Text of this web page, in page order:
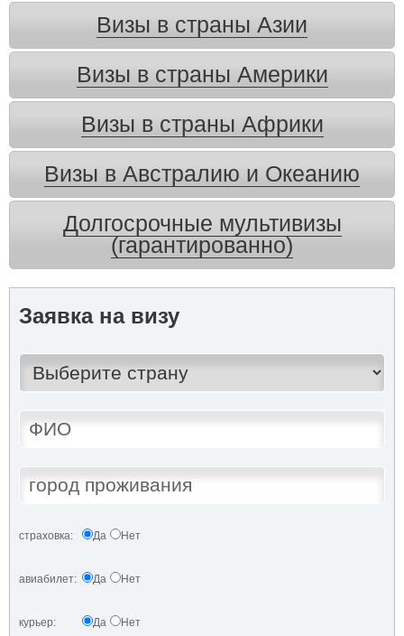
Визы в страны Азии
Визы в страны Америки
Визы в страны Африки
Визы в Австралию и Океанию
Долгосрочные мультивизы
(гарантированно)
Заявка на визу
страховка: Да Нет
авиабилет: Да Нет
курьер: Да Нет